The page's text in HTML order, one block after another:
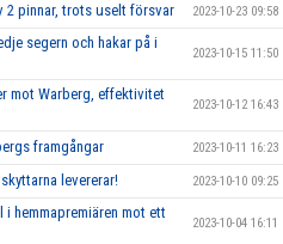
2 pinnar, trots uselt försvar 2023-10-23 09:58
segern och hakar på i
2023-10-15 11:50
mot Warberg, effektivitet
2023-10-12 16:43
framgångar 2023-10-11 16:23
levererar! 2023-10-10 09:25
hemmapremiären mot ett
2023-10-04 16:11